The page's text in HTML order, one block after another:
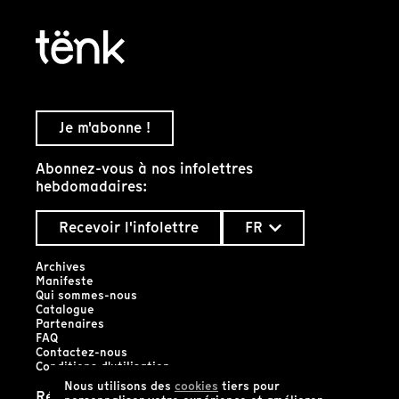
Nous utilisons des cookies tiers pour
Je m'abonne !
Abonnez-vous à nos infolettres
hebdomadaires:
Recevoir l'infolettre
FR
Archives
Manifeste
Qui sommes-nous
Catalogue
Partenaires
FAQ
Contactez-nous
Conditions d'utilisation